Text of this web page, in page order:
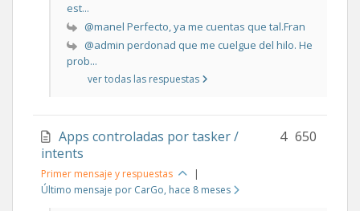
est...
@manel Perfecto, ya me cuentas que tal.Fran
@admin perdonad que me cuelgue del hilo. He
prob...
ver todas las respuestas
Apps controladas por tasker /
intents
Primer mensaje y respuestas
|
Último mensaje por CarGo, hace 8 meses
650
4